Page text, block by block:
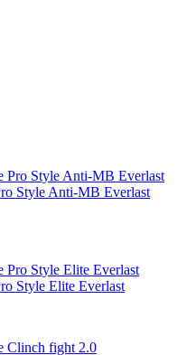
Style Anti-MB Everlast
Style Elite Everlast